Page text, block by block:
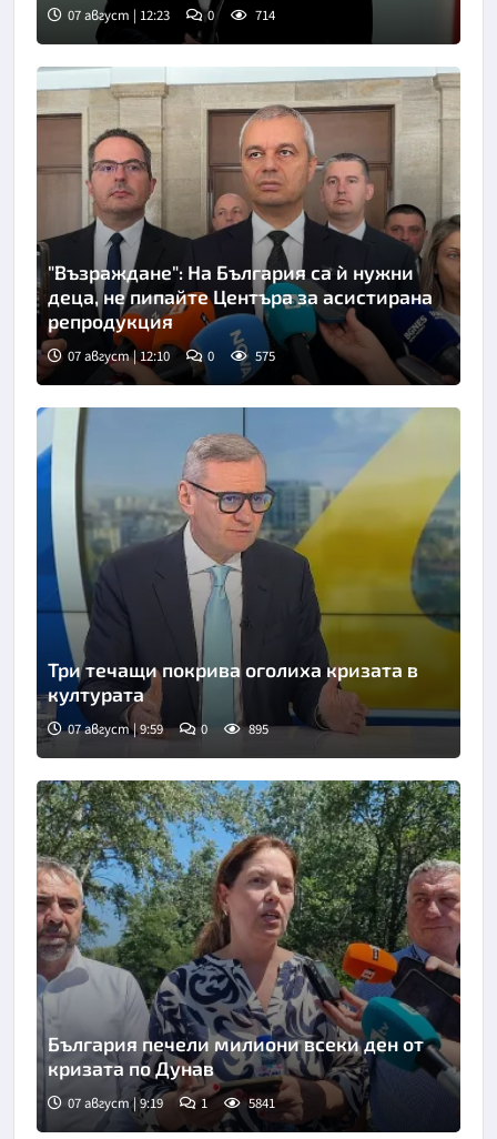
07 август | 12:23 0 714
"Възраждане": На България са ѝ нужни
деца, не пипайте Центъра за асистирана
репродукция
07 август | 12:10 0 575
Снимка: БНТ
Три течащи покрива оголиха кризата в
културата
07 август | 9:59 0 895
Снимка: БТА
България печели милиони всеки ден от
кризата по Дунав
07 август | 9:19 1 5841